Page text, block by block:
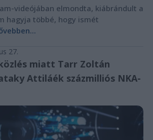
videójában elmondta, kiábrándult a
hagyja többé, hogy ismét
27.
miatt Tarr Zoltán
Attiláék százmilliós NKA-